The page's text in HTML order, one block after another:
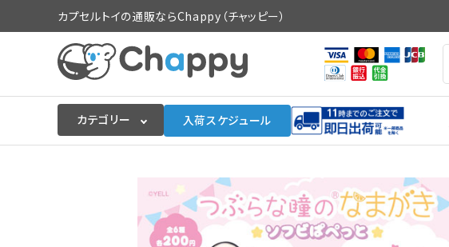
カプセルトイの通販ならChappy（チャッピー）
カテゴリー 入荷スケジュール
入荷スケジュールをチェック